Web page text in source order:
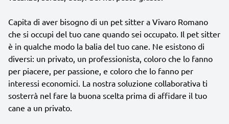
Capita di aver bisogno di un pet sitter a Vivaro Romano
che si occupi del tuo cane quando sei occupato. Il pet sitter
è in qualche modo la balia del tuo cane. Ne esistono di
diversi: un privato, un professionista, coloro che lo fanno
per piacere, per passione, e coloro che lo fanno per
interessi economici. La nostra soluzione collaborativa ti
sosterrà nel fare la buona scelta prima di affidare il tuo
cane a un privato.